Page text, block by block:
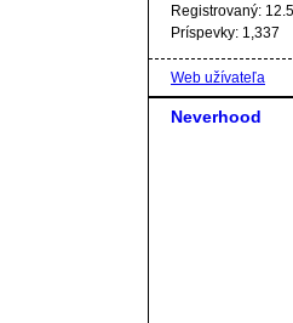
Registrovaný:
Príspevky: 1,337
Web užívateľa
Neverhood